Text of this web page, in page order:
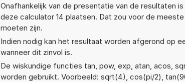
Onafhankelijk van de presentatie van de resultaten
deze calculator 14 plaatsen. Dat zou voor de
moeten zijn.
Indien nodig kan het resultaat worden afgerond op
wanneer dit zinvol is.
De wiskundige functies tan, pow, exp, atan, acos,
worden gebruikt. Voorbeeld: sqrt(4), cos(pi/2),